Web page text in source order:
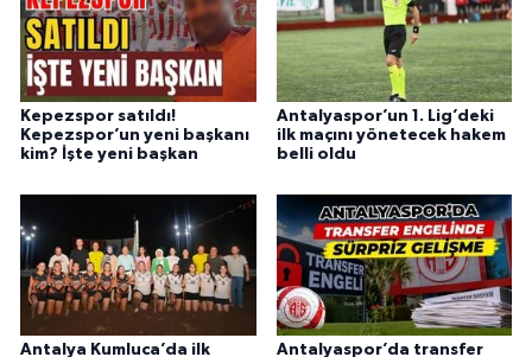
Kepezspor satıldı!
Kepezspor’un yeni başkanı
kim? İşte yeni başkan
Antalyaspor’un 1. Lig’deki
ilk maçını yönetecek hakem
belli oldu
Antalya Kumluca’da ilk
Antalyaspor’da transfer